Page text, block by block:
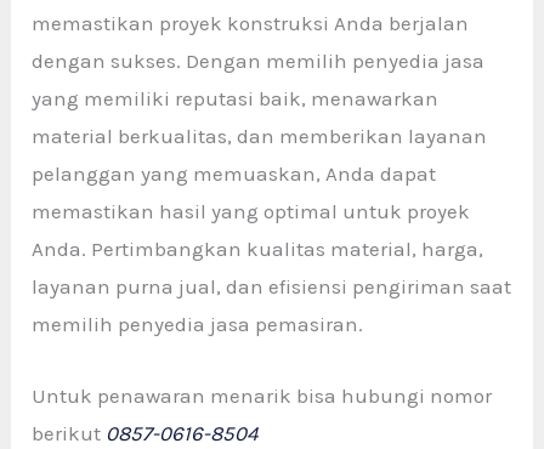
memastikan proyek konstruksi Anda berjalan
dengan sukses. Dengan memilih penyedia jasa
yang memiliki reputasi baik, menawarkan
material berkualitas, dan memberikan layanan
pelanggan yang memuaskan, Anda dapat
memastikan hasil yang optimal untuk proyek
Anda. Pertimbangkan kualitas material, harga,
layanan purna jual, dan efisiensi pengiriman saat
memilih penyedia jasa pemasiran.
Untuk penawaran menarik bisa hubungi nomor
berikut 0857-0616-8504